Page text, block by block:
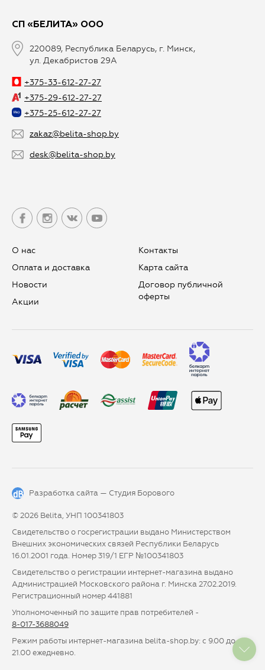
СП «БЕЛИТА» ООО
220089, Республика Беларусь, г. Минск,
ул. Декабристов 29А
+375-33-612-27-27
+375-29-612-27-27
+375-25-612-27-27
zakaz@belita-shop.by
desk@belita-shop.by
О нас
Оплата и доставка
Новости
Aкции
Контакты
Карта сайта
Договор публичной
оферты
Разработка сайта — Студия Борового
© 2026 Belita, УНП 100341803
Свидетельство о госрегистрации выдано Министерством
Внешних экономических связей Республики Беларусь
16.01.2001 года. Номер 319/1 ЕГР №100341803
Свидетельство о регистрации интернет-магазина выдано
Администрацией Московского района г. Минска 27.02.2019.
Регистрационный номер 441881
Уполномоченный по защите прав потребителей -
8-017-3688049
Режим работы интернет-магазина belita-shop.by: с 9.00 до
21.00 ежедневно.